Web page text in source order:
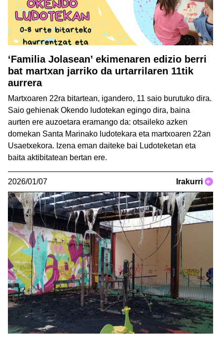
‘Familia Jolasean’ ekimenaren edizio berri
bat martxan jarriko da urtarrilaren 11tik
aurrera
Martxoaren 22ra bitartean, igandero, 11 saio burutuko dira.
Saio gehienak Okendo ludotekan egingo dira, baina
aurten ere auzoetara eramango da: otsaileko azken
domekan Santa Marinako ludotekara eta martxoaren 22an
Usaetxekora. Izena eman daiteke bai Ludoteketan eta
baita aktibitatean bertan ere.
2026/01/07 Irakurri +